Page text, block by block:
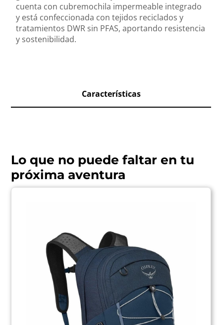
Características
cuenta con cubremochila impermeable integrado
y está confeccionada con tejidos reciclados y
tratamientos DWR sin PFAS, aportando resistencia
y sostenibilidad.
Lo que no puede faltar en tu
próxima aventura